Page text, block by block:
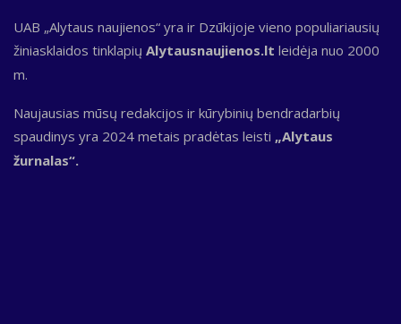
UAB „Alytaus naujienos“ yra ir Dzūkijoje vieno populiariausių
žiniasklaidos tinklapių Alytausnaujienos.lt leidėja nuo 2000
m.
Naujausias mūsų redakcijos ir kūrybinių bendradarbių
spaudinys yra 2024 metais pradėtas leisti „Alytaus
žurnalas“.